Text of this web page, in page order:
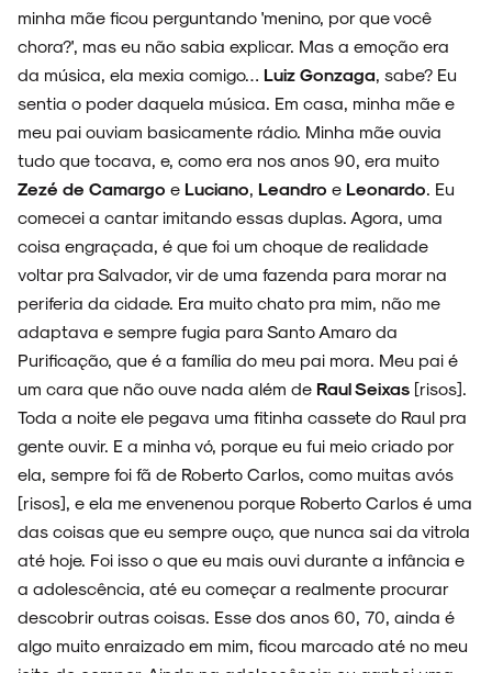
ARQUIVO
ENTREVISTAS
ESPECIAIS
minha mãe ficou perguntando 'menino, por que você
chora?', mas eu não sabia explicar. Mas a emoção era
da música, ela mexia comigo… Luiz Gonzaga , sabe? Eu
sentia o poder daquela música. Em casa, minha mãe e
meu pai ouviam basicamente rádio. Minha mãe ouvia
tudo que tocava, e, como era nos anos 90, era muito
Zezé de Camargo e Luciano Leandro e Leonardo . Eu
comecei a cantar imitando essas duplas. Agora, uma
coisa engraçada, é que foi um choque de realidade
voltar pra Salvador, vir de uma fazenda para morar na
periferia da cidade. Era muito chato pra mim, não me
adaptava e sempre fugia para Santo Amaro da
Purificação, que é a família do meu pai mora. Meu pai é
um cara que não ouve nada além de Raul Seixas [risos].
Toda a noite ele pegava uma fitinha cassete do Raul pra
gente ouvir. E a minha vó, porque eu fui meio criado por
ela, sempre foi fã de Roberto Carlos, como muitas avós
[risos], e ela me envenenou porque Roberto Carlos é uma
das coisas que eu sempre ouço, que nunca sai da vitrola
até hoje. Foi isso o que eu mais ouvi durante a infância e
a adolescência, até eu começar a realmente procurar
descobrir outras coisas. Esse dos anos 60, 70, ainda é
algo muito enraizado em mim, ficou marcado até no meu